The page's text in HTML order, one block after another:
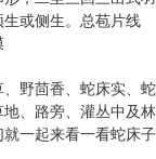
或侧生。总苞片线
野茴香、蛇床实、蛇
、路旁、灌丛中及林
一起来看一看蛇床子